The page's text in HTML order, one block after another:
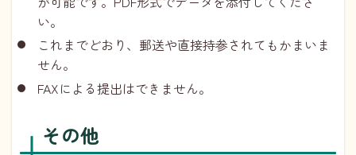
い。
これまでどおり、郵送や直接持参されてもかまいま
せん。
FAXによる提出はできません。
その他